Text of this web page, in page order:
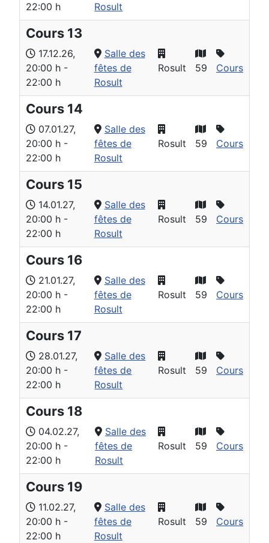
22:00 h
Rosult
Cours 13
17.12.26,
20:00 h -
22:00 h
Salle des
fêtes de
Rosult
Rosult 59 Cours
Cours 14
07.01.27,
20:00 h -
22:00 h
Salle des
fêtes de
Rosult
Rosult 59 Cours
Cours 15
14.01.27,
20:00 h -
22:00 h
Salle des
fêtes de
Rosult
Rosult 59 Cours
Cours 16
21.01.27,
20:00 h -
22:00 h
Salle des
fêtes de
Rosult
Rosult 59 Cours
Cours 17
28.01.27,
20:00 h -
22:00 h
Salle des
fêtes de
Rosult
Rosult 59 Cours
Cours 18
04.02.27,
20:00 h -
22:00 h
Salle des
fêtes de
Rosult
Rosult 59 Cours
Cours 19
11.02.27,
20:00 h -
22:00 h
Salle des
fêtes de
Rosult
Rosult 59 Cours